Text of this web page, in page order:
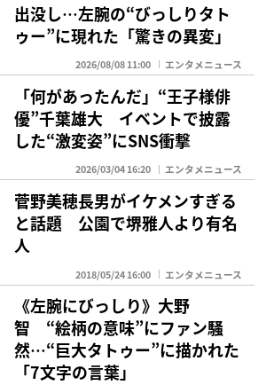
出没し…左腕の“びっしりタト
ゥー”に現れた「驚きの異変」
2026/08/08 11:00 エンタメニュース
「何があったんだ」“王子様俳
優”千葉雄大 イベントで披露
した“激変姿”にSNS衝撃
2026/03/04 16:20 エンタメニュース
菅野美穂長男がイケメンすぎる
と話題 公園で堺雅人より有名
人
2018/05/24 16:00 エンタメニュース
《左腕にびっしり》大野
智 “絵柄の意味”にファン騒
然…“巨大タトゥー”に描かれた
「7文字の言葉」